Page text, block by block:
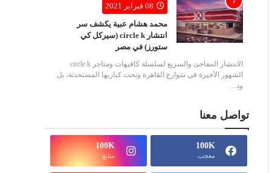
08 فبراير 2021
محمد هشام عبية يكشف سر
انتشار circle k (سيركل كي
ستورز) في مصر
الشهور الأخيرة في شوارع القاهرة وتحت كباريها المستحدثة، بل
ود…
تواصل معنا
100K
معجب
100K
متابع